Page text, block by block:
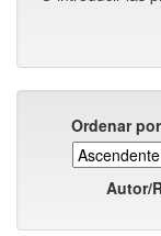
Ordenar
Autor/